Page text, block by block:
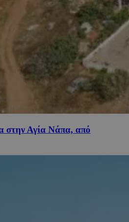
στην Αγία Νάπα, από